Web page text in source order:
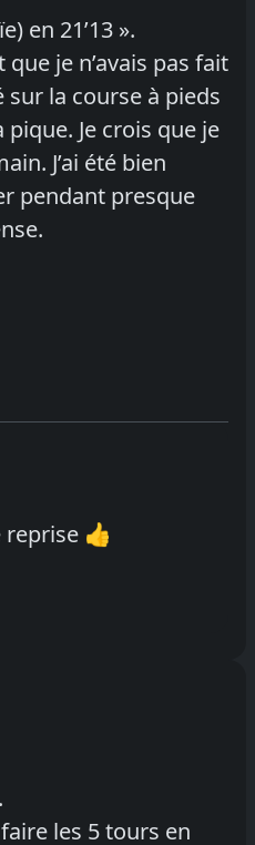
en 21’13 ».
je n’avais pas fait
sur la course à pieds
Je crois que je
J’ai été bien
pendant presque
reprise 👍
les 5 tours en